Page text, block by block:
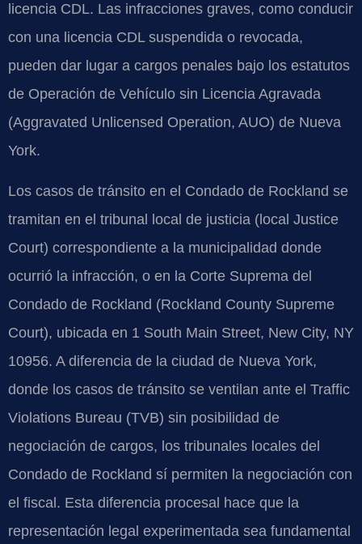
licencia CDL. Las infracciones graves, como conducir
con una licencia CDL suspendida o revocada,
pueden dar lugar a cargos penales bajo los estatutos
de Operación de Vehículo sin Licencia Agravada
(Aggravated Unlicensed Operation, AUO) de Nueva
York.
Los casos de tránsito en el Condado de Rockland se
tramitan en el tribunal local de justicia (local Justice
Court) correspondiente a la municipalidad donde
ocurrió la infracción, o en la Corte Suprema del
Condado de Rockland (Rockland County Supreme
Court), ubicada en 1 South Main Street, New City, NY
10956. A diferencia de la ciudad de Nueva York,
donde los casos de tránsito se ventilan ante el Traffic
Violations Bureau (TVB) sin posibilidad de
negociación de cargos, los tribunales locales del
Condado de Rockland sí permiten la negociación con
el fiscal. Esta diferencia procesal hace que la
representación legal experimentada sea fundamental